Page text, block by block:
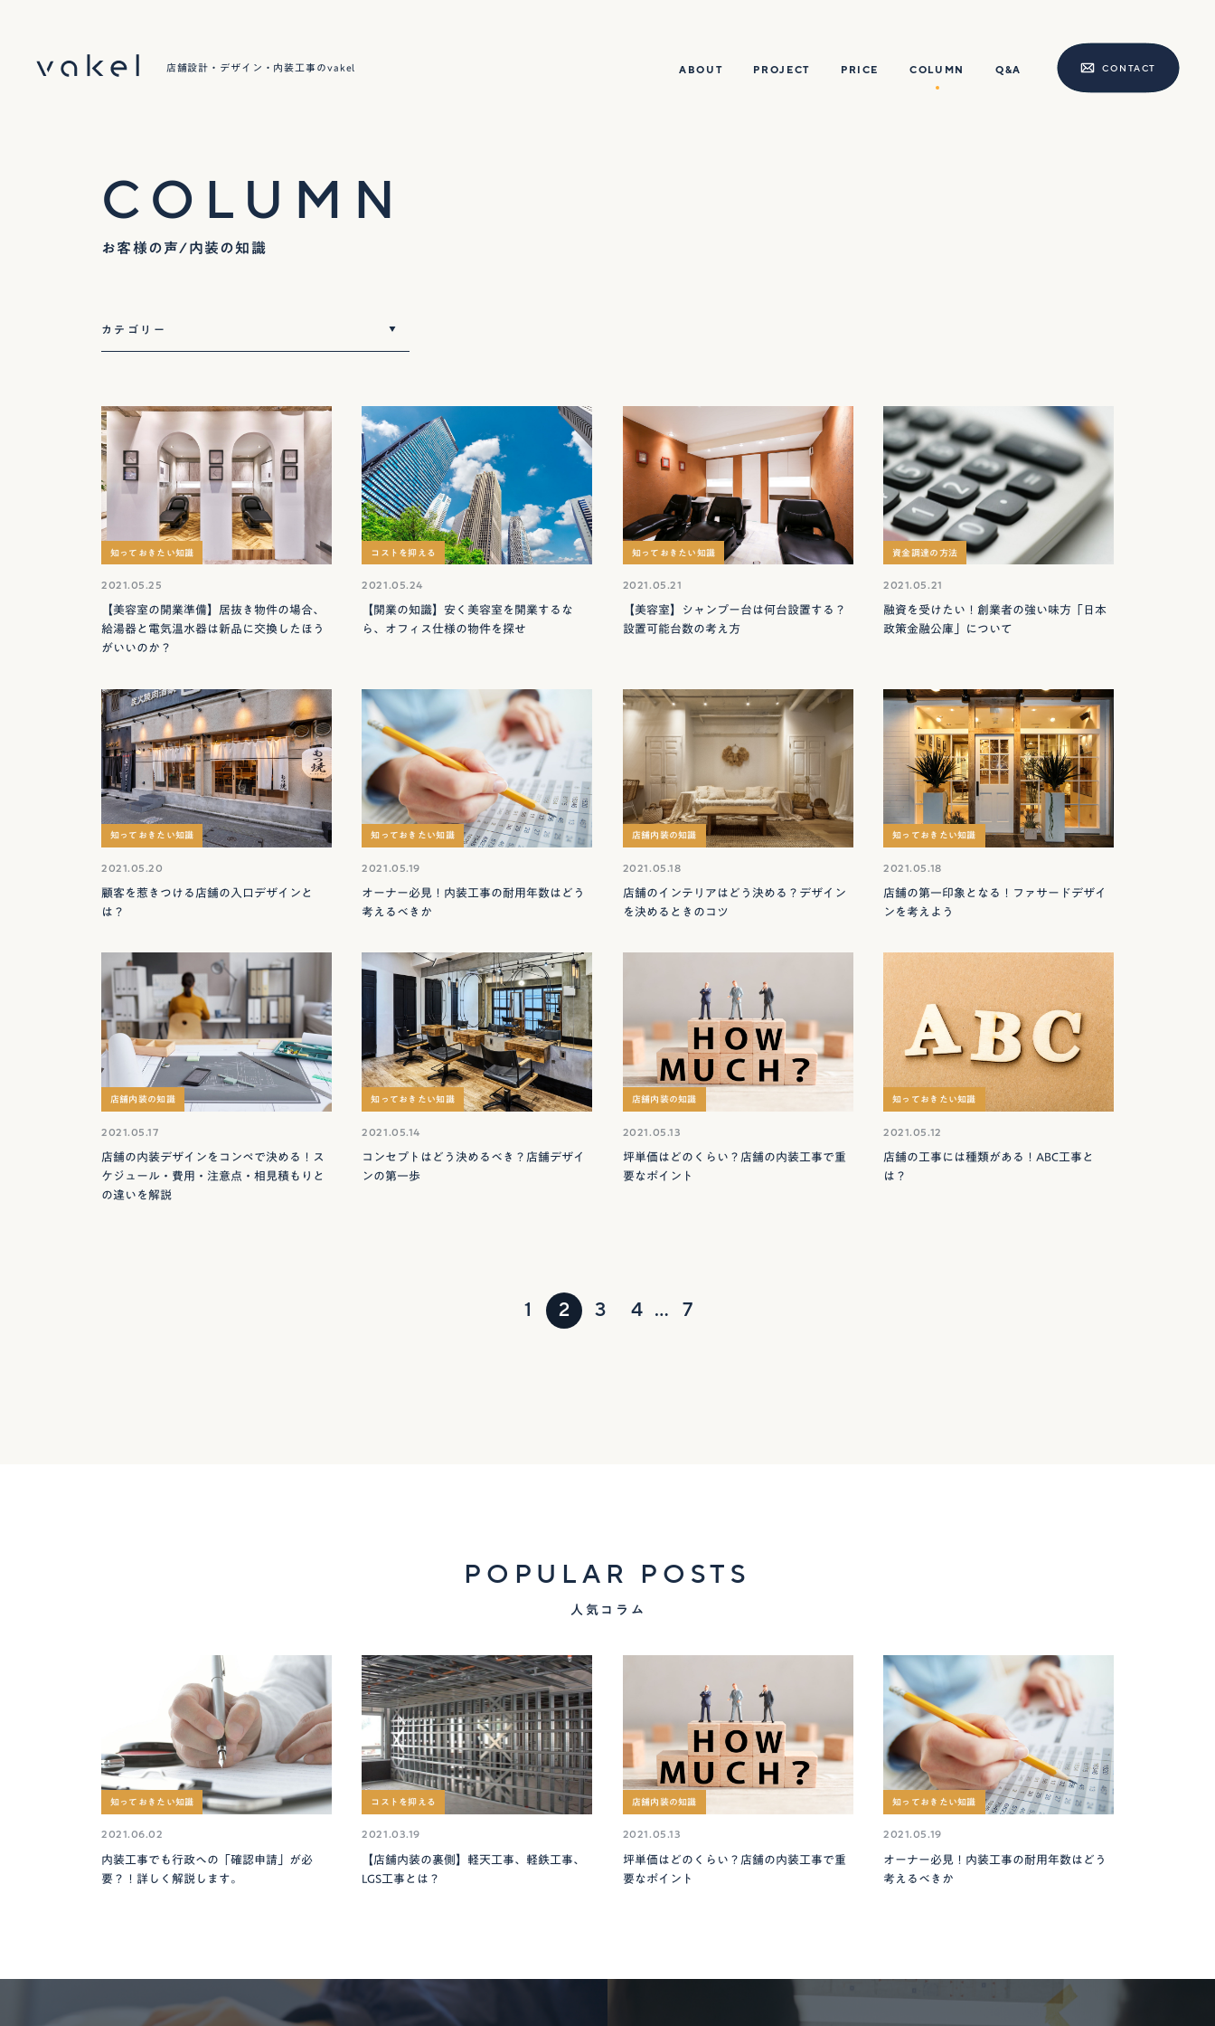
店舗設計・デザイン・内装工事のvakel ABOUT PROJECT PRICE COLUMN Q&A CONTACT
COLUMN
お客様の声/内装の知識
知っておきたい知識
2021.05.25
【美容室の開業準備】居抜き物件の場合、
給湯器と電気温水器は新品に交換したほう
がいいのか？
コストを抑える
2021.05.24
【開業の知識】安く美容室を開業するな
ら、オフィス仕様の物件を探せ
知っておきたい知識
2021.05.21
【美容室】シャンプー台は何台設置する？
設置可能台数の考え方
資金調達の方法
2021.05.21
融資を受けたい！創業者の強い味方「日本
政策金融公庫」について
知っておきたい知識
2021.05.20
顧客を惹きつける店舗の入口デザインと
は？
知っておきたい知識
2021.05.19
オーナー必見！内装工事の耐用年数はどう
考えるべきか
店舗内装の知識
2021.05.18
店舗のインテリアはどう決める？デザイン
を決めるときのコツ
知っておきたい知識
2021.05.18
店舗の第一印象となる！ファサードデザイ
ンを考えよう
店舗内装の知識
2021.05.17
店舗の内装デザインをコンペで決める！ス
ケジュール・費用・注意点・相見積もりと
の違いを解説
知っておきたい知識
2021.05.14
コンセプトはどう決めるべき？店舗デザイ
ンの第一歩
店舗内装の知識
2021.05.13
坪単価はどのくらい？店舗の内装工事で重
要なポイント
知っておきたい知識
2021.05.12
店舗の工事には種類がある！ABC工事と
は？
1 2 3 4 … 7
POPULAR POSTS
人気コラム
知っておきたい知識
2021.06.02
内装工事でも行政への「確認申請」が必
要？！詳しく解説します。
コストを抑える
2021.03.19
【店舗内装の裏側】軽天工事、軽鉄工事、
LGS工事とは？
店舗内装の知識
2021.05.13
坪単価はどのくらい？店舗の内装工事で重
要なポイント
知っておきたい知識
2021.05.19
オーナー必見！内装工事の耐用年数はどう
考えるべきか